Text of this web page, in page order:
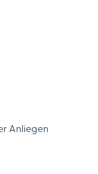
Anliegen